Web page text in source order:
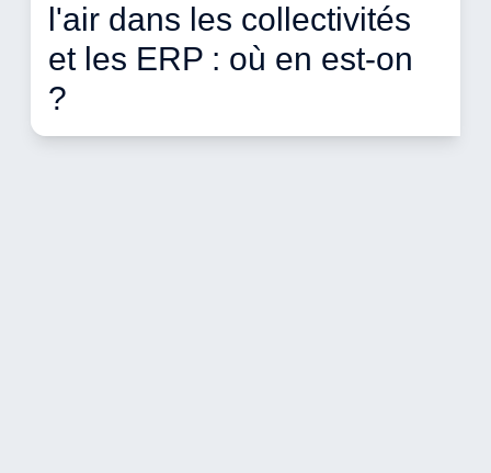
l'air dans les collectivités
et les ERP : où en est-on
?